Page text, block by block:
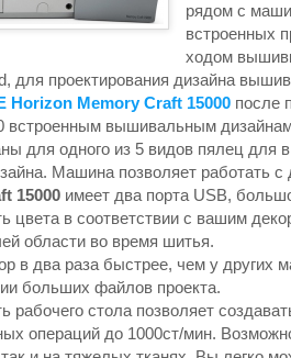
рядом с
встроенных
ходом
для проектирования дизайна
Horizon Memory Craft 15000 после
встроенным вышивальным
для одного из 5 видов пялец
Машина позволяет работать с
15000 имеет два порта USB,
цвета в соответствии с вашим
области во время шитья.
в два раза быстрее, чем у
больших файлов проекта.
рабочего стола позволяет
операций до 1000ст/мин.